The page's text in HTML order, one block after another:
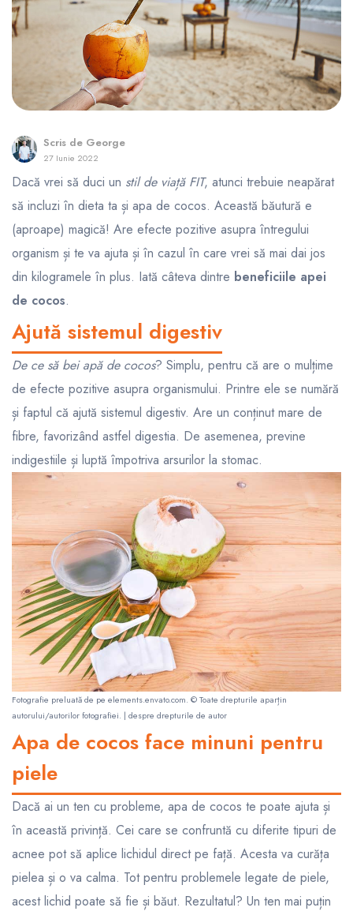
Scris de George
27 Iunie 2022
Dacă vrei să duci un stil de viață FIT, atunci trebuie neapărat
să incluzi în dieta ta și apa de cocos. Această băutură e
(aproape) magică! Are efecte pozitive asupra întregului
organism și te va ajuta și în cazul în care vrei să mai dai jos
din kilogramele în plus. Iată câteva dintre beneficiile apei
de cocos.
Ajută sistemul digestiv
De ce să bei apă de cocos? Simplu, pentru că are o mulțime
de efecte pozitive asupra organismului. Printre ele se numără
și faptul că ajută sistemul digestiv. Are un conținut mare de
fibre, favorizând astfel digestia. De asemenea, previne
indigestiile și luptă împotriva arsurilor la stomac.
Fotografie preluată de pe elements.envato.com. © Toate drepturile aparțin
autorului/autorilor fotografiei. | despre drepturile de autor
Apa de cocos face minuni pentru
piele
Dacă ai un ten cu probleme, apa de cocos te poate ajuta și
în această privință. Cei care se confruntă cu diferite tipuri de
acnee pot să aplice lichidul direct pe față. Acesta va curăța
pielea și o va calma. Tot pentru problemele legate de piele,
acest lichid poate să fie și băut. Rezultatul? Un ten mai puțin